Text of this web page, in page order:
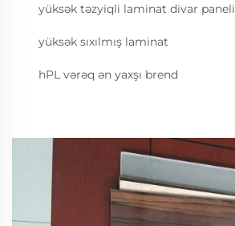
yüksək təzyiqli laminat divar paneli
yüksək sıxılmış laminat
hPL vərəq ən yaxşı brend